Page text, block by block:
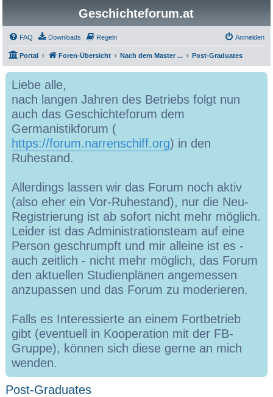
Geschichteforum.at
FAQ Downloads Regeln Anmelden
Portal Foren-Übersicht Nach dem Master ... Post-Graduates
Liebe alle,
nach langen Jahren des Betriebs folgt nun
auch das Geschichteforum dem
Germanistikforum (
https://forum.narrenschiff.org) in den
Ruhestand.
Allerdings lassen wir das Forum noch aktiv
(also eher ein Vor-Ruhestand), nur die Neu-
Registrierung ist ab sofort nicht mehr möglich.
Leider ist das Administrationsteam auf eine
Person geschrumpft und mir alleine ist es -
auch zeitlich - nicht mehr möglich, das Forum
den aktuellen Studienplänen angemessen
anzupassen und das Forum zu moderieren.
Falls es Interessierte an einem Fortbetrieb
gibt (eventuell in Kooperation mit der FB-
Gruppe), können sich diese gerne an mich
wenden.
Post-Graduates